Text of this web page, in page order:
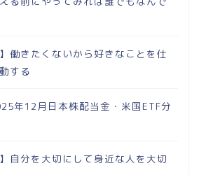
働きたくないから好きなことを仕
する
年12月日本株配当金・米国ETF分
自分を大切にして身近な人を大切